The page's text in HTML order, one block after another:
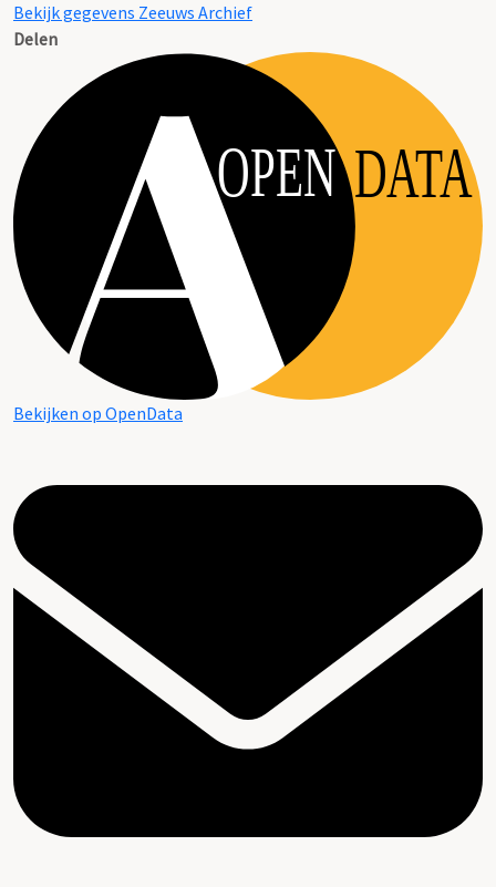
Bekijk gegevens Zeeuws Archief
Delen
OPEN DATA
Bekijken op OpenData